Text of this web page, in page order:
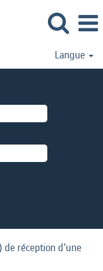
Langue
réception d’une